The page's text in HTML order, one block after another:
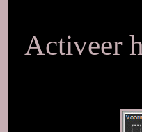
Activeer